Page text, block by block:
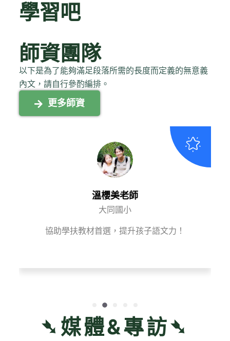
學習吧
師資團隊
以下是為了能夠滿足段落所需的長度而定義的無意義
內文，請自行參酌編排。
更多師資
溫櫻美老師
大同國小
協助學扶教材首選，提升孩子語文力！
➴媒體&專訪➴